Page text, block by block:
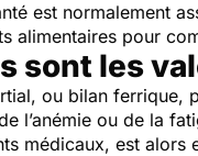
est normalement
alimentaires pour
sont les
ou bilan ferrique,
l’anémie ou de la
médicaux, est alors